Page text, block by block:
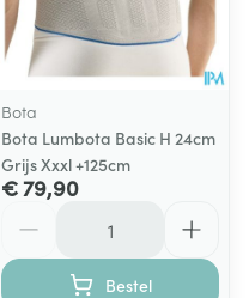
Bota
Bota Lumbota Basic H 24cm
Grijs Xxxl +125cm
€ 79,90
Bestel